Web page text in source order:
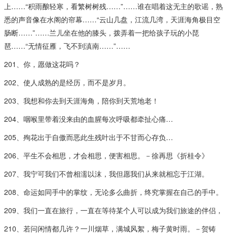
上……“积雨酿轻寒，看繁树树残……”……谁在唱着这无主的歌谣，熟
悉的声音像在水阁的帘幕……“云山几盘，江流几湾，天涯海角极目空
肠断……”……兰儿坐在他的膝头，拨弄着一把给孩子玩的小琵
琶……“无情征雁，飞不到滇南……”……
201、你，愿做这花吗？
202、使人成熟的是经历，而不是岁月。
203、我想和你去到天涯海角，陪你到天荒地老！
204、咽喉里带着没来由的血腥每次呼吸都牵扯心痛…
205、殉花出于自傲而恶此生残叶出于不甘而心存负…
206、平生不会相思，才会相思，便害相思。－徐再思《折桂令》
207、我宁可我们不曾相濡以沫，我但愿我们从来就相忘于江湖。
208、命运如同手中的掌纹，无论多么曲折，终究掌握在自己的手中。
209、我们一直在旅行，一直在等待某个人可以成为我们旅途的伴侣，
210、若问闲情都几许？一川烟草，满城风絮，梅子黄时雨。－贺铸